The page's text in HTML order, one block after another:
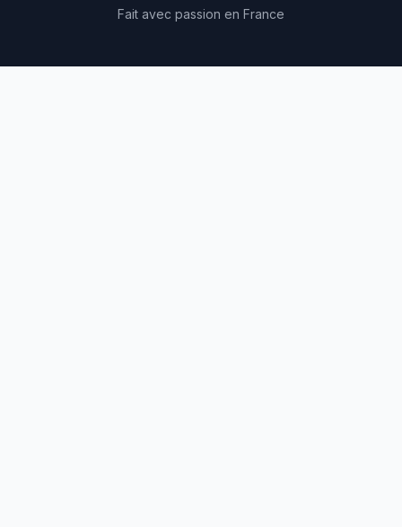
Fait avec passion en France